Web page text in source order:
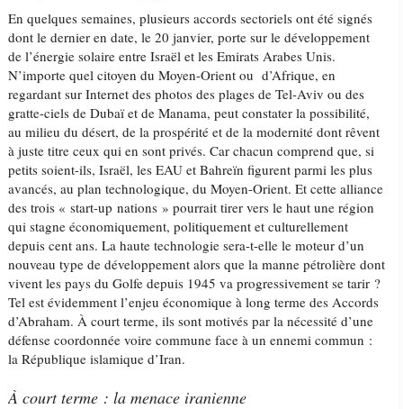
En quelques semaines, plusieurs accords sectoriels ont été signés
dont le dernier en date, le 20 janvier, porte sur le développement
de l’énergie solaire entre Israël et les Emirats Arabes Unis.
N’importe quel citoyen du Moyen-Orient ou d’Afrique, en
regardant sur Internet des photos des plages de Tel-Aviv ou des
gratte-ciels de Dubaï et de Manama, peut constater la possibilité,
au milieu du désert, de la prospérité et de la modernité dont rêvent
à juste titre ceux qui en sont privés. Car chacun comprend que, si
petits soient-ils, Israël, les EAU et Bahreïn figurent parmi les plus
avancés, au plan technologique, du Moyen-Orient. Et cette alliance
des trois « start-up nations » pourrait tirer vers le haut une région
qui stagne économiquement, politiquement et culturellement
depuis cent ans. La haute technologie sera-t-elle le moteur d’un
nouveau type de développement alors que la manne pétrolière dont
vivent les pays du Golfe depuis 1945 va progressivement se tarir ?
Tel est évidemment l’enjeu économique à long terme des Accords
d’Abraham. À court terme, ils sont motivés par la nécessité d’une
défense coordonnée voire commune face à un ennemi commun :
la République islamique d’Iran.
À court terme : la menace iranienne